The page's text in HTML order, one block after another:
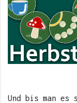
Und bis man